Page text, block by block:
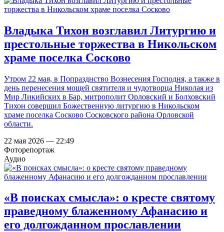
Владыка Тихон возглавил Литургию и
престольные торжества в Никольском
храме поселка Сосково
Утром 22 мая, в Попразднство Вознесения Господня, а также в
день перенесения мощей святителя и чудотворца Николая из
Мир Ликийских в Бар, митрополит Орловский и Болховский
Тихон совершил Божественную литургию в Никольском
храме поселка Сосково Сосковского района Орловской
области.
22 мая 2026 — 22:49
Фоторепортаж
Аудио
«В поисках смысла»: о кресте святому
праведному блаженному Афанасию и
его долгожданном прославлении